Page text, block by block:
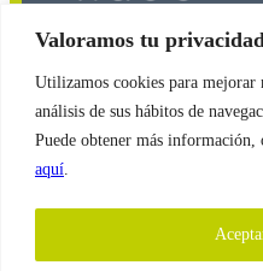
Valoramos tu privacidad
Utilizamos cookies para mejorar
análisis de sus hábitos de
Puede obtener más
aquí
2026
© Copyright
Política de Cookies
Política de